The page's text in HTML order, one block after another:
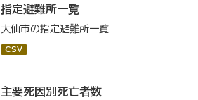
指定避難所一覧
大仙市の指定避難所一覧
CSV
主要死因別死亡者数